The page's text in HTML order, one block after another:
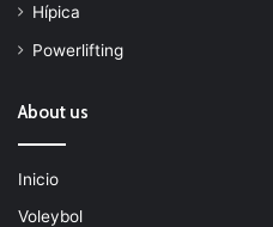
Hípica
Powerlifting
About us
Inicio
Voleybol